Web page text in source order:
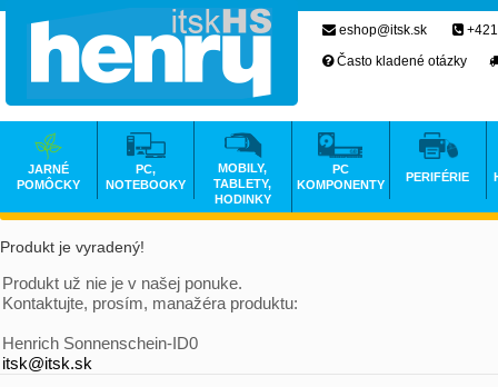
Produkt je vyradený!
Produkt už nie je v našej ponuke.
Kontaktujte, prosím, manažéra produktu:
Henrich Sonnenschein-ID0
itsk@itsk.sk
eshop@itsk.sk
Často kladené otázky
JARNÉ
POMÔCKY
PC,
NOTEBOOKY
MOBILY,
TABLETY,
HODINKY
PC
KOMPONENTY
PERIFÉRIE